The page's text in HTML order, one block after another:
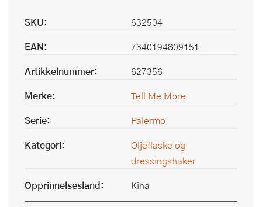
SKU:
632504
EAN:
7340194809151
Artikkelnummer:
627356
Merke:
Tell Me More
Serie:
Palermo
Kategori:
Oljeflaske og
dressingshaker
Opprinnelsesland:
Kina